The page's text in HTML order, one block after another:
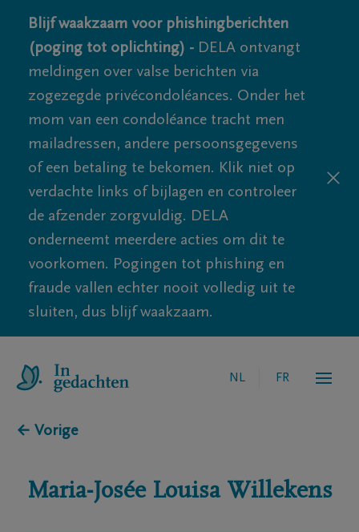
Blijf waakzaam voor phishingberichten
(poging tot oplichting) - DELA ontvangt
meldingen over valse berichten via
zogezegde privécondoléances. Onder het
mom van een condoléance tracht men
mailadressen, andere persoonsgegevens
of een betaling te bekomen. Klik niet op
verdachte links of bijlagen en controleer
de afzender zorgvuldig. DELA
onderneemt meerdere acties om dit te
voorkomen. Pogingen tot phishing en
fraude vallen echter nooit volledig uit te
sluiten, dus blijf waakzaam.
NL FR
← Vorige
Maria-Josée Louisa Willekens